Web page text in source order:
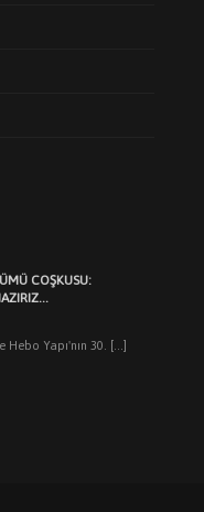
COŞKUSU:
Hebo Yapı'nın 30. [...]